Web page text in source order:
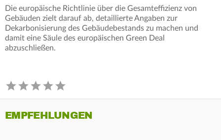
Die europäische Richtlinie über die Gesamteffizienz von
Gebäuden zielt darauf ab, detaillierte Angaben zur
Dekarbonisierung des Gebäudebestands zu machen und
damit eine Säule des europäischen Green Deal
abzuschließen.
EMPFEHLUNGEN